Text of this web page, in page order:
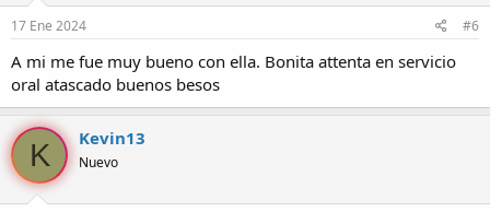
e
17 Ene 2024 #6
A mi me fue muy bueno con ella. Bonita attenta en servicio
oral atascado buenos besos
K Kevin13
Nuevo